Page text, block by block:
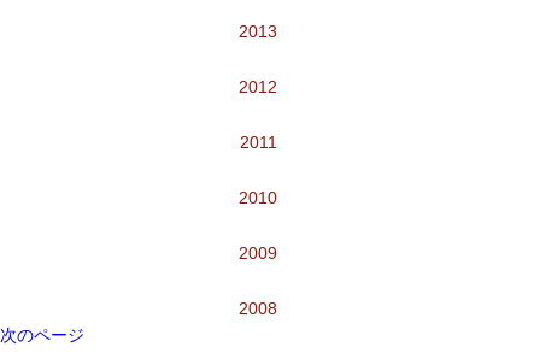
2013
2012
2011
2010
2009
2008
次のページ